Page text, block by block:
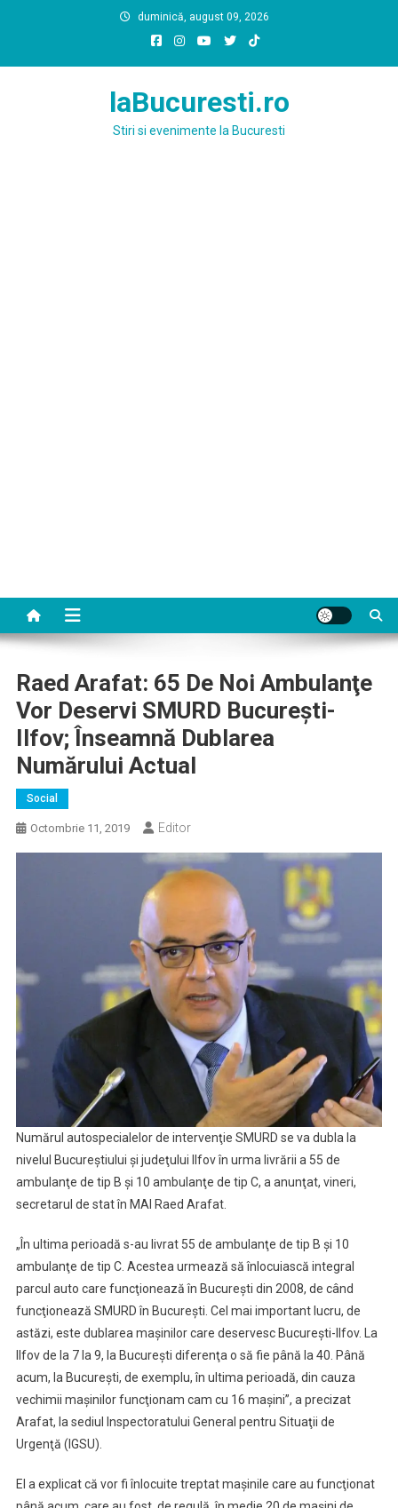
duminică, august 09, 2026
laBucuresti.ro
Stiri si evenimente la Bucuresti
Raed Arafat: 65 De Noi Ambulanţe
Vor Deservi SMURD Bucureşti-
Ilfov; Înseamnă Dublarea
Numărului Actual
Social
Octombrie 11, 2019 Editor
Numărul autospecialelor de intervenţie SMURD se va dubla la
nivelul Bucureştiului şi judeţului Ilfov în urma livrării a 55 de
ambulanţe de tip B şi 10 ambulanţe de tip C, a anunţat, vineri,
secretarul de stat în MAI Raed Arafat.
„În ultima perioadă s-au livrat 55 de ambulanţe de tip B şi 10
ambulanţe de tip C. Acestea urmează să înlocuiască integral
parcul auto care funcţionează în Bucureşti din 2008, de când
funcţionează SMURD în Bucureşti. Cel mai important lucru, de
astăzi, este dublarea maşinilor care deservesc Bucureşti-Ilfov. La
Ilfov de la 7 la 9, la Bucureşti diferenţa o să fie până la 40. Până
acum, la Bucureşti, de exemplu, în ultima perioadă, din cauza
vechimii maşinilor funcţionam cam cu 16 maşini”, a precizat
Arafat, la sediul Inspectoratului General pentru Situaţii de
Urgenţă (IGSU).
El a explicat că vor fi înlocuite treptat maşinile care au funcţionat